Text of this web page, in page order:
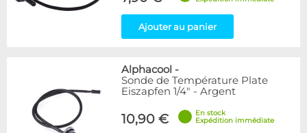
Ajouter au panier
Alphacool -
Sonde de Température Plate
Eiszapfen 1/4" - Argent
10,90 €
En stock
Expédition immédiate